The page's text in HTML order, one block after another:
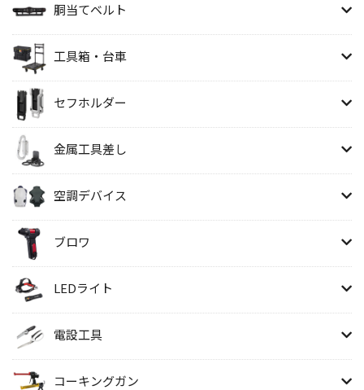
胴当てベルト
工具箱・台車
セフホルダー
金属工具差し
空調デバイス
ブロワ
LEDライト
電設工具
コーキングガン